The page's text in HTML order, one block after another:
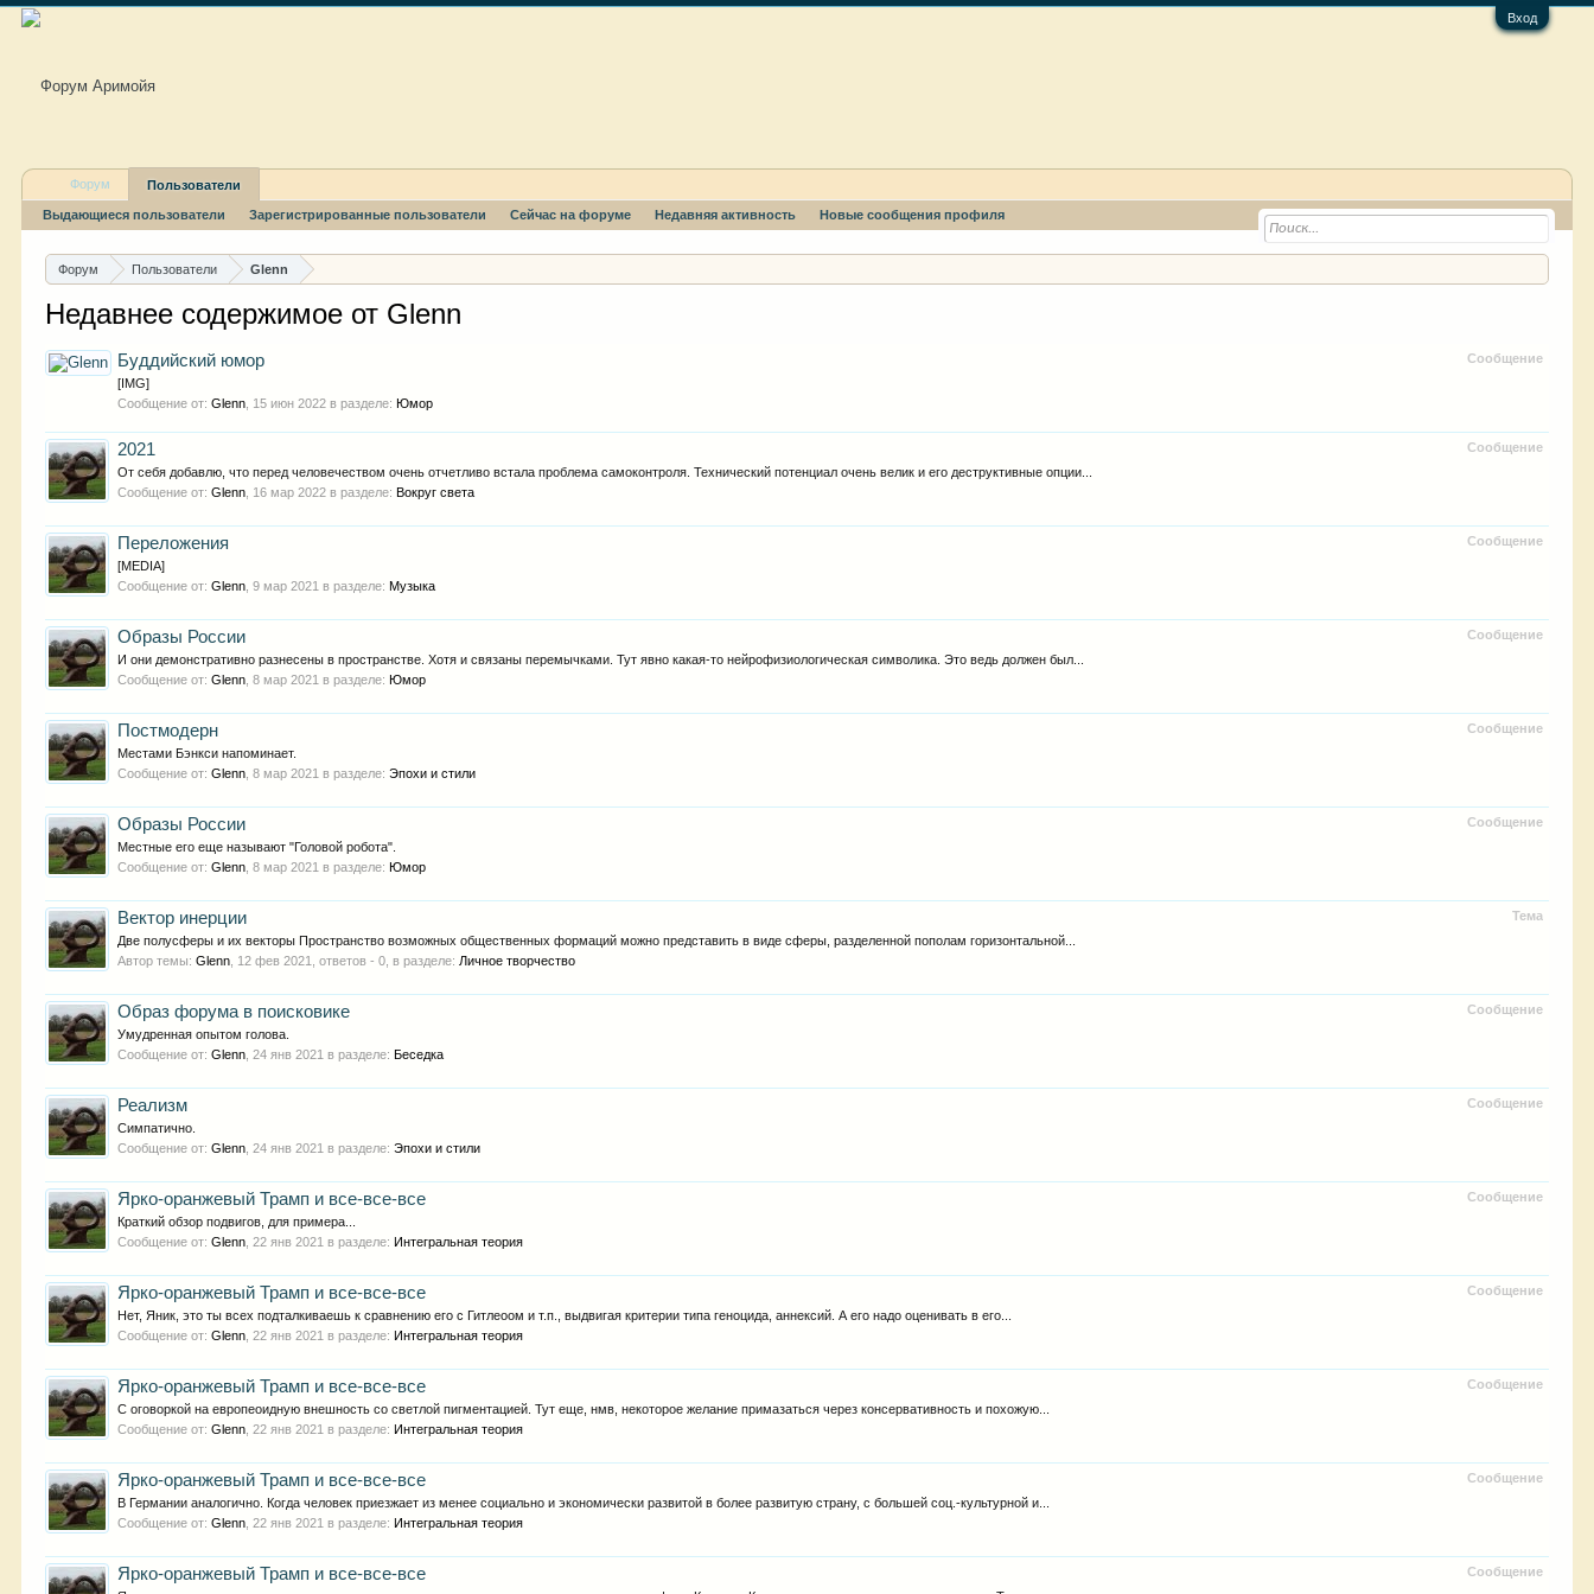
Вход
Форум Пользователи Glenn
Недавнее содержимое от Glenn
Сообщение
Буддийский юмор
[IMG]
Сообщение от:Glenn 15 июн 2022 в разделе:Юмор
Сообщение
2021
От себя добавлю, что перед человечеством очень отчетливо встала проблема самоконтроля. Технический потенциал очень велик и его деструктивные опции...
Сообщение от:Glenn 16 мар 2022 в разделе:Вокруг света
Сообщение
Переложения
[MEDIA]
Сообщение от:Glenn ,9 мар 2021 в разделе:Музыка
Сообщение
Образы России
И они демонстративно разнесены в пространстве. Хотя и связаны перемычками. Тут явно какая-то нейрофизиологическая символика. Это ведь должен был...
Сообщение от:Glenn ,8 мар 2021 в разделе:Юмор
Сообщение
Постмодерн
Местами Бэнкси напоминает.
Сообщение от:Glenn ,8 мар 2021 в разделе:Эпохи и стили
Сообщение
Образы России
Местные его еще называют "Головой робота".
Сообщение от:Glenn ,8 мар 2021 в разделе:Юмор
Тема
Вектор инерции
Две полусферы и их векторы Пространство возможных общественных формаций можно представить в виде сферы, разделенной пополам горизонтальной...
Автор темы:Glenn 12 фев 2021 , ответов - 0, в разделе: Личное творчество
Сообщение
Образ форума в поисковике
Умудренная опытом голова.
Сообщение от:Glenn ,24 янв 2021 в разделе:Беседка
Сообщение
Реализм
Симпатично.
Сообщение от:Glenn ,24 янв 2021 в разделе:Эпохи и стили
Сообщение
Ярко-оранжевый Трамп и все-все-все
Краткий обзор подвигов, для примера...
Сообщение от:Glenn ,22 янв 2021 в разделе:Интегральная теория
Сообщение
Ярко-оранжевый Трамп и все-все-все
Нет, Яник, это ты всех подталкиваешь к сравнению его с Гитлеоом и т.п., выдвигая критерии типа геноцида, аннексий. А его надо оценивать в его...
Сообщение от:Glenn ,22 янв 2021 в разделе:Интегральная теория
Сообщение
Ярко-оранжевый Трамп и все-все-все
С оговоркой на европеоидную внешность со светлой пигментацией. Тут еще, нмв, некоторое желание примазаться через консервативность и похожую...
Сообщение от:Glenn ,22 янв 2021 в разделе:Интегральная теория
Сообщение
Ярко-оранжевый Трамп и все-все-все
В Германии аналогично. Когда человек приезжает из менее социально и экономически развитой в более развитую страну, с большей соц.-культурной и...
Сообщение от:Glenn ,22 янв 2021 в разделе:Интегральная теория
Сообщение
Ярко-оранжевый Трамп и все-все-все
Форум Пользователи
Выдающиеся пользователи Зарегистрированные пользователи Сейчас на форуме Недавняя активность Новые сообщения профиля